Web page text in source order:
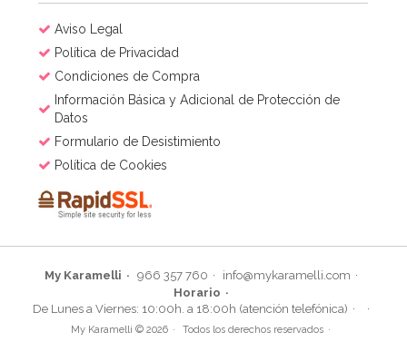
Molde Plástico Cerebro 19,5 cm
Aviso Legal
Política de Privacidad
Condiciones de Compra
Información Básica y Adicional de Protección de
Datos
Formulario de Desistimiento
Política de Cookies
My Karamelli 966 357 760
info@mykaramelli.com
Horario
De Lunes a Viernes: 10:00h. a 18:00h (atención telefónica)
My Karamelli © 2026 Todos los derechos reservados